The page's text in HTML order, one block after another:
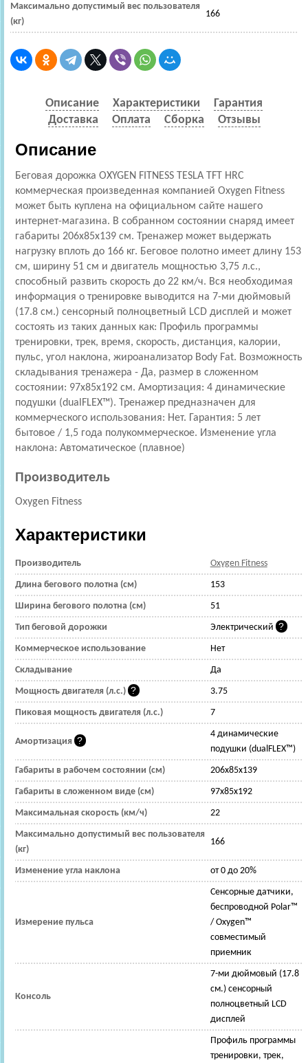
Максимально допустимый вес пользователя
(кг)
166
Описание Характеристики
Гарантия
Доставка
Оплата Сборка Отзывы
Описание
Беговая дорожка OXYGEN FITNESS TESLA TFT HRC
коммерческая произведенная компанией Oxygen Fitness
может быть куплена на официальном сайте нашего
интернет-магазина. В собранном состоянии снаряд имеет
габариты 206x85x139 см. Тренажер может выдержать
нагрузку вплоть до 166 кг. Беговое полотно имеет длину 153
см, ширину 51 см и двигатель мощностью 3,75 л.с.,
способный развить скорость до 22 км/ч. Вся необходимая
информация о тренировке выводится на 7-ми дюймовый
(17.8 см.) сенсорный полноцветный LCD дисплей и может
состоять из таких данных как: Профиль программы
тренировки, трек, время, скорость, дистанция, калории,
пульс, угол наклона, жироанализатор Body Fat. Возможность
складывания тренажера - Да, размер в сложенном
состоянии: 97x85x192 см. Амортизация: 4 динамические
подушки (dualFLEX™). Тренажер предназначен для
коммерческого использования: Нет. Гарантия: 5 лет
бытовое / 1,5 года полукоммерческое. Изменение угла
наклона: Автоматическое (плавное)
Производитель
Oxygen Fitness
Характеристики
Производитель Oxygen Fitness
Длина бегового полотна (см) 153
Ширина бегового полотна (см) 51
Тип беговой дорожки Электрический
Коммерческое использование Нет
Складывание Да
Мощность двигателя (л.с.) 3.75
Пиковая мощность двигателя (л.с.) 7
Амортизация
4 динамические
подушки (dualFLEX™)
Габариты в рабочем состоянии (см) 206x85x139
Габариты в сложенном виде (см) 97x85x192
Максимальная скорость (км/ч) 22
Максимально допустимый вес пользователя
(кг)
166
Изменение угла наклона от 0 до 20%
Измерение пульса
Сенсорные датчики,
беспроводной Polar™
/ Oxygen™
совместимый
приемник
Консоль
7-ми дюймовый (17.8
см.) сенсорный
полноцветный LCD
дисплей
Профиль программы
тренировки, трек,